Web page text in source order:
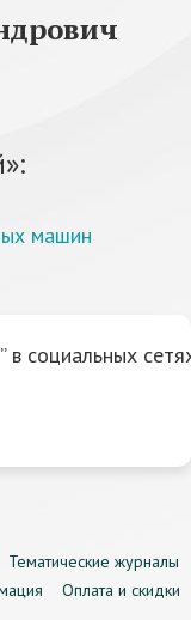
машин
социальных
Тематические журналы
Оплата и скидки